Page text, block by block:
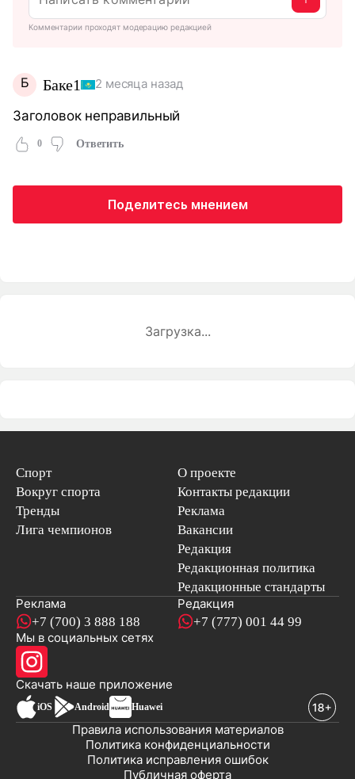
Комментарии проходят модерацию редакцией
Б Баке1 2 месяца назад
Заголовок неправильный
0 Ответить
Поделитесь мнением
Загрузка...
Спорт
Вокруг спорта
Тренды
Лига чемпионов
О проекте
Контакты редакции
Реклама
Вакансии
Редакция
Редакционная политика
Редакционные стандарты
Реклама
+7 (700) 3 888 188
Редакция
+7 (777) 001 44 99
Мы в социальных сетях
Скачать наше приложениеновостей
iOS Android Huawei
Публичная оферта
Политика исправления ошибок
Политика конфиденциальности
Правила использования материалов